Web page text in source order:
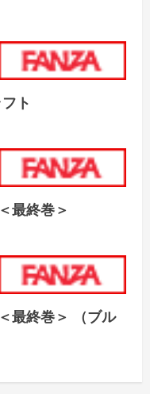
ト
最終巻＞
最終巻＞ （ブル